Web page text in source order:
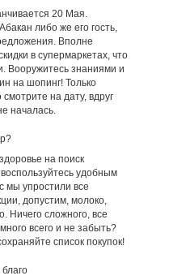
20 Мая.
либо же его гость,
Вполне
в супермаркетах, что
Вооружитесь знаниями и
на шопинг! Только
на дату, вдруг
началась.
на поиск
удобным
мы упростили все
допустим, молоко,
Ничего сложного, все
всего и не забыть?
список покупок!